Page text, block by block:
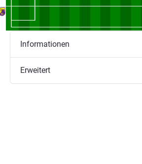
Informationen
Erweitert